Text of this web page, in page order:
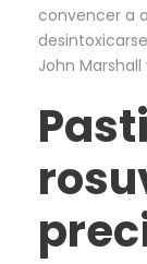
convencer a
John